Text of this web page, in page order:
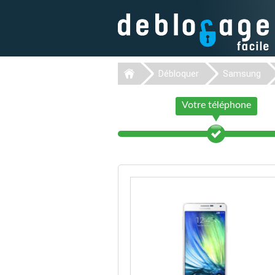
Débloquer Samsung
Votre téléphone